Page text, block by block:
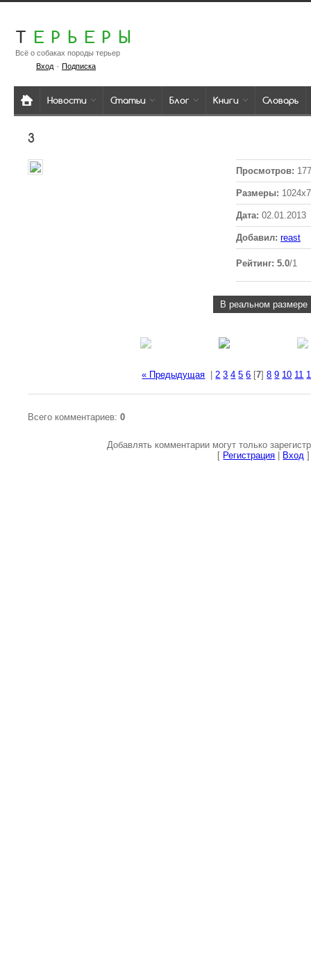
Т ЕРЬЕРЫ
Всё о собаках породы терьер
Вход· Подписка
Новости Статьи Блог Книги Словарь
3
Просмотров:
Размеры:
Дата: 02.01.2013
Добавил: reast
Рейтинг: 5.0/1
В реальном размере
« Предыдущая |2 3 4 5 6 [7]8 9 10 11
Всего комментариев: 0
Добавлять комментарии могут только
[ Регистрация Вход ]